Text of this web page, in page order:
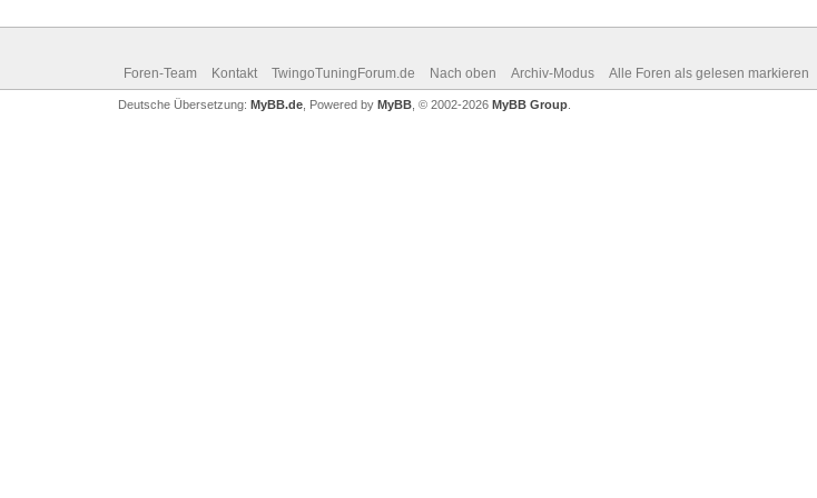
Foren-Team Kontakt TwingoTuningForum.de Nach oben Archiv-Modus Alle Foren als gelesen markieren
Deutsche Übersetzung: MyBB.de, Powered by MyBB, © 2002-2026 MyBB Group.